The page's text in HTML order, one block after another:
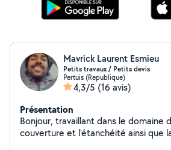
Mavrick Laurent Esmieu
Petits travaux / Petits devis
Pertuis (Republique)
4,3/5 (16 avis)
Présentation
Bonjour, travaillant dans le domaine
couverture et l'étanchéité ainsi que